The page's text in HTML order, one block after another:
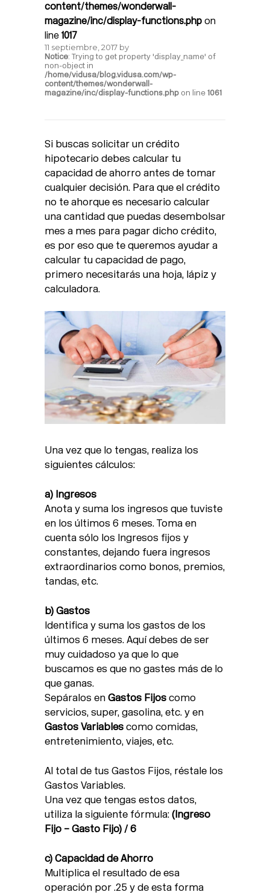
content/themes/wonderwall-
magazine/inc/display-functions.php on
line 1017
11 septiembre, 2017 by
Notice: Trying to get property 'display_name' of
non-object in
/home/vidusa/blog.vidusa.com/wp-
content/themes/wonderwall-
magazine/inc/display-functions.php on line 1061
Si buscas solicitar un crédito
hipotecario debes calcular tu
capacidad de ahorro antes de tomar
cualquier decisión. Para que el crédito
no te ahorque es necesario calcular
una cantidad que puedas desembolsar
mes a mes para pagar dicho crédito,
es por eso que te queremos ayudar a
calcular tu capacidad de pago,
primero necesitarás una hoja, lápiz y
calculadora.
Una vez que lo tengas, realiza los
siguientes cálculos:
a) Ingresos
Anota y suma los ingresos que tuviste
en los últimos 6 meses. Toma en
cuenta sólo los Ingresos fijos y
constantes, dejando fuera ingresos
extraordinarios como bonos, premios,
tandas, etc.
b) Gastos
Identifica y suma los gastos de los
últimos 6 meses. Aquí debes de ser
muy cuidadoso ya que lo que
buscamos es que no gastes más de lo
que ganas.
Sepáralos en Gastos Fijos como
servicios, super, gasolina, etc. y en
Gastos Variables como comidas,
entretenimiento, viajes, etc.
Al total de tus Gastos Fijos, réstale los
Gastos Variables.
Una vez que tengas estos datos,
utiliza la siguiente fórmula: (Ingreso
Fijo – Gasto Fijo) / 6
c) Capacidad de Ahorro
Multiplica el resultado de esa
operación por .25 y de esta forma